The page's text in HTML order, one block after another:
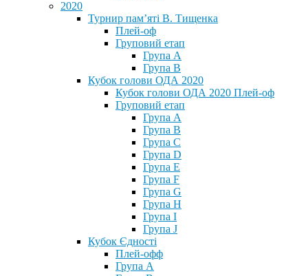
2020
Турнир пам’яті В. Тищенка
Плей-оф
Груповий етап
Група А
Група В
Кубок голови ОДА 2020
Кубок голови ОДА 2020 Плей-оф
Груповий етап
Група A
Група B
Група C
Група D
Група E
Група F
Група G
Група H
Група I
Група J
Кубок Єдності
Плей-офф
Група А